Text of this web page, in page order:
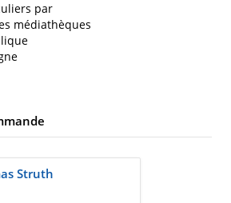
par
médiathèques
Struth